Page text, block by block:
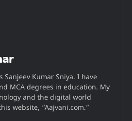
Sanjeev Kumar Sniya. I have
MCA degrees in education. My
and the digital world
website, “Aajvani.com.”